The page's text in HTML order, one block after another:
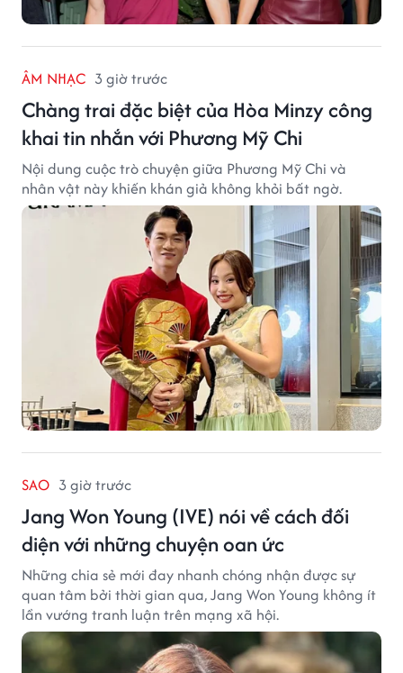
ÂM NHẠC 3 giờ trước
Chàng trai đặc biệt của Hòa Minzy công
khai tin nhắn với Phương Mỹ Chi
Nội dung cuộc trò chuyện giữa Phương Mỹ Chi và
nhân vật này khiến khán giả không khỏi bất ngờ.
SAO 3 giờ trước
Jang Won Young (IVE) nói về cách đối
diện với những chuyện oan ức
Những chia sẻ mới đay nhanh chóng nhận được sự
quan tâm bởi thời gian qua, Jang Won Young không ít
lần vướng tranh luận trên mạng xã hội.